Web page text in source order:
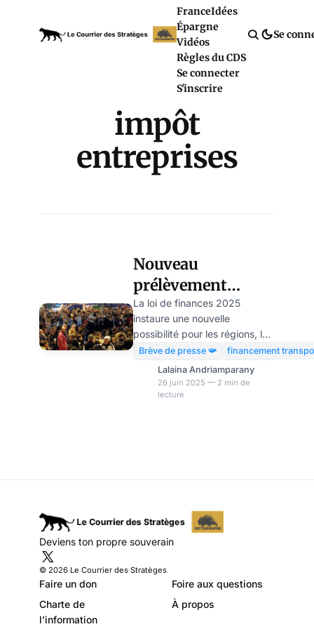
FranceIdées
Épargne
Vidéos
Règles du CDS
Se connecter
S'inscrire
Se
impôt
entreprises
Nouveau
prélèvement
transport :une taxe
de trop pour les
entreprises ?
La loi de finances 2025
instaure une nouvelle
possibilité pour les régions, la
taxe versement mobilité qui va
taxer les entreprises de plus
de onze salariés à hauteur de
0,15 % de leur masse salariale
patronales. Face à la hausse
continue de la fréquentation
des transports publics et aux
impérat
Brève de presse 📯
financement
Lalaina Andriamparany
26 juin 2025 — 2 min de
lecture
Deviens ton propre souverain
© 2026 Le Courrier des Stratèges
Faire un don
Foire aux questions
Charte de
l’information
À propos